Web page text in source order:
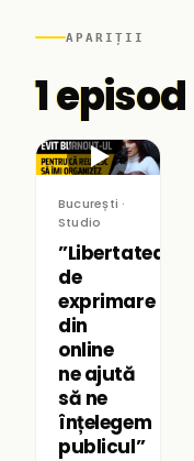
APARIȚII
1 episod
▶
București ·
Studio
”Libertatea
de
exprimare
din
online
ne ajută
să ne
înțelegem
publicul”